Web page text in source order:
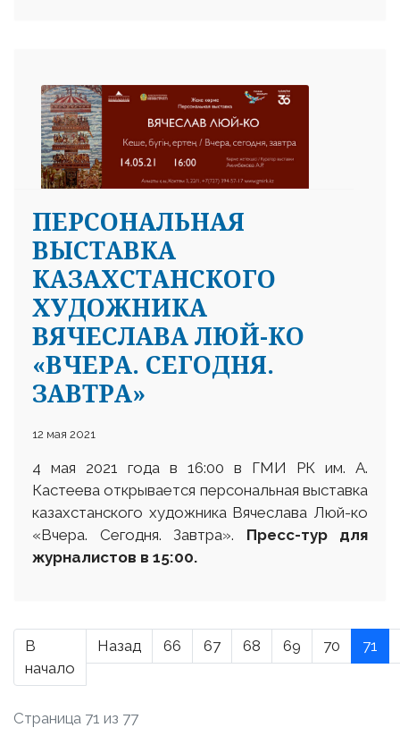
ПЕРСОНАЛЬНАЯ
ВЫСТАВКА
КАЗАХСТАНСКОГО
ХУДОЖНИКА
ВЯЧЕСЛАВА ЛЮЙ-КО
«ВЧЕРА. СЕГОДНЯ.
ЗАВТРА»
12 мая 2021
4 мая 2021 года в 16:00 в ГМИ РК им. А.
Кастеева открывается персональная выставка
казахстанского художника Вячеслава Люй-ко
«Вчера. Сегодня. Завтра». Пресс-тур для
журналистов в 15:00.
В
начало
Назад 66 67 68 69 70 71
Страница 71 из 77